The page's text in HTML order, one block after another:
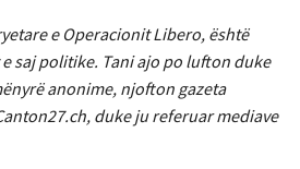
e Operacionit Libero, është
saj politike. Tani ajo po lufton duke
anonime, njofton gazeta
duke ju referuar mediave